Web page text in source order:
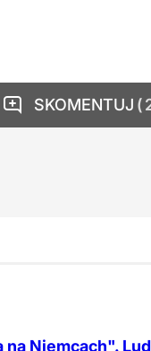
SKOMENTUJ
na Niemcach".